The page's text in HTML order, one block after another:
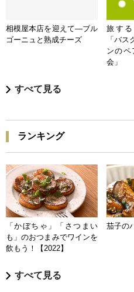
相模屋本店を迎えて―ブル
ゴーニュと熟成チーズ
旅する
「バス
ンのペ
会」
すべて見る
ランキング
「かぼちゃ」「さつまい
も」のおつまみでワインを
飲もう！【2022】
茄子の
すべて見る